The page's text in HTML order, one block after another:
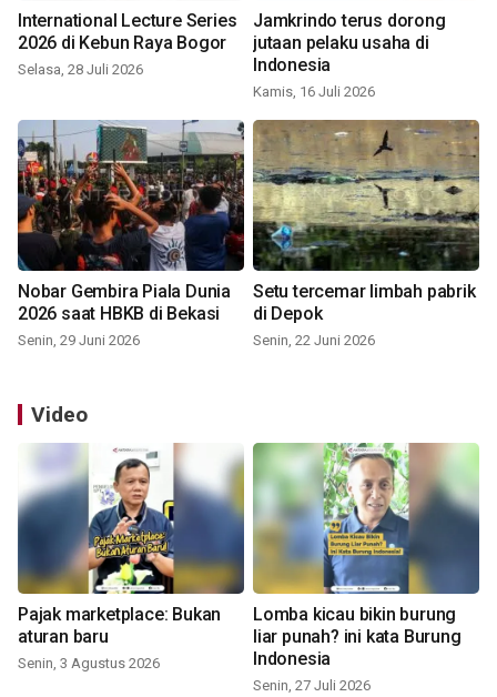
International Lecture Series
2026 di Kebun Raya Bogor
Selasa, 28 Juli 2026
Jamkrindo terus dorong
jutaan pelaku usaha di
Indonesia
Kamis, 16 Juli 2026
Nobar Gembira Piala Dunia
2026 saat HBKB di Bekasi
Senin, 29 Juni 2026
Setu tercemar limbah pabrik
di Depok
Senin, 22 Juni 2026
Video
Pajak marketplace: Bukan
aturan baru
Senin, 3 Agustus 2026
Lomba kicau bikin burung
liar punah? ini kata Burung
Indonesia
Senin, 27 Juli 2026